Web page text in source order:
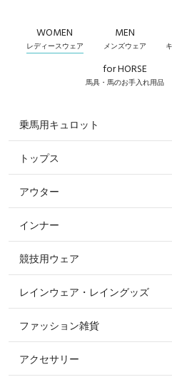
WOMEN
レディースウェア
MEN
メンズウェア
for HORSE
馬具・馬のお手入れ用品
乗馬用キュロット
すべてのキュロット
フルグリップ・尻革 キュロット
ニーグリップ・膝革 キュロット
トップス
すべてのトップス
ポロシャツ
カットソー・Tシャツ・タンク
ニット・セーター
アウター
すべてのアウター
コート
ジャケット・ブルゾン
インナー
競技用ウェア
すべての競技用ウェア
ショージャケット
ショーシャツ
レインウェア・レイングッズ
ファッション雑貨
すべてのファッション雑貨
アクセサリー